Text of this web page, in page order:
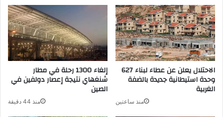
إلغاء 1300 رحلة في مطار
شنغهاي نتيجة إعصار دولفين في
الصين
منذ 44 دقيقة
الاحتلال يعلن عن عطاء لبناء 627
وحدة استيطانية جديدة بالضفة
الغربية
منذ ساعتين